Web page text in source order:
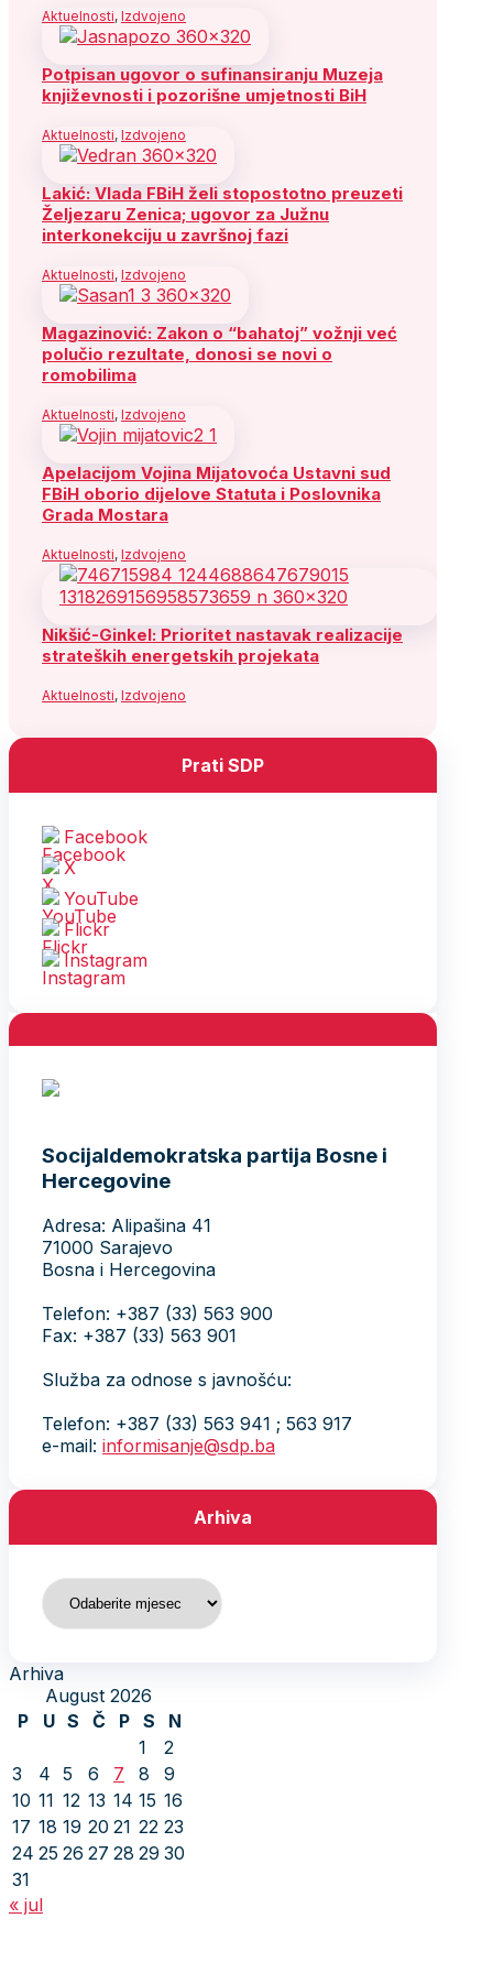
Aktuelnosti, Izdvojeno
Potpisan ugovor o sufinansiranju Muzeja
književnosti i pozorišne umjetnosti BiH
Aktuelnosti, Izdvojeno
Lakić: Vlada FBiH želi stopostotno preuzeti
Željezaru Zenica; ugovor za Južnu
interkonekciju u završnoj fazi
Aktuelnosti, Izdvojeno
Magazinović: Zakon o “bahatoj” vožnji već
polučio rezultate, donosi se novi o
romobilima
Aktuelnosti, Izdvojeno
Apelacijom Vojina Mijatovoća Ustavni sud
FBiH oborio dijelove Statuta i Poslovnika
Grada Mostara
Aktuelnosti, Izdvojeno
Nikšić-Ginkel: Prioritet nastavak realizacije
strateških energetskih projekata
Aktuelnosti, Izdvojeno
Prati SDP
Facebook
X
YouTube
Flickr
Instagram
Socijaldemokratska partija Bosne i
Hercegovine
Adresa: Alipašina 41
71000 Sarajevo
Bosna i Hercegovina
Telefon: +387 (33) 563 900
Fax: +387 (33) 563 901
Služba za odnose s javnošću:
Telefon: +387 (33) 563 941 ; 563 917
e-mail: informisanje@sdp.ba
Arhiva
Arhiva
Arhiva
August 2026
P
U S Č P S
N
1
2
3
4 5 6 7 8
9
10 11 12 13 14 15 16
17 18 19 20 21 22 23
24 25 26 27 28 29 30
31
« jul